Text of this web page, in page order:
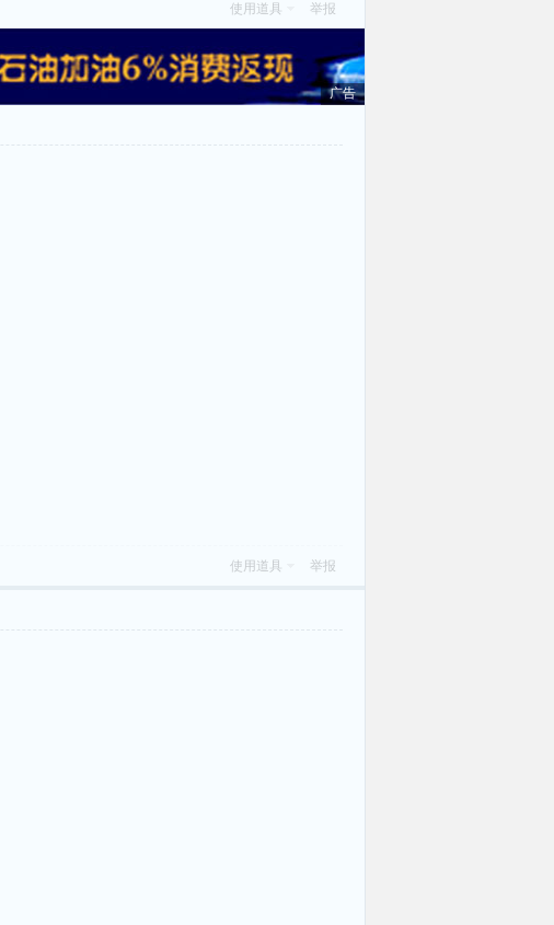
使用道具 举报
广告
使用道具 举报